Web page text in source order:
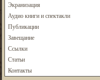
Экранизация
Аудио книги и спектакли
Публикации
Завещание
Ссылки
Статьи
Контакты